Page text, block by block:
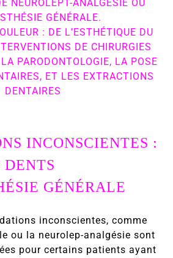
NEUROLEPT-ANALGÉSIE OU
GÉNÉRALE.
: DE L’ESTHÉTIQUE DU
DE CHIRURGIES
PARODONTOLOGIE, LA POSE
ET LES EXTRACTIONS
DENTAIRES
INCONSCIENTES :
DENTS
GÉNÉRALE
inconscientes, comme
ou la neurolep-analgésie sont
pour certains patients ayant